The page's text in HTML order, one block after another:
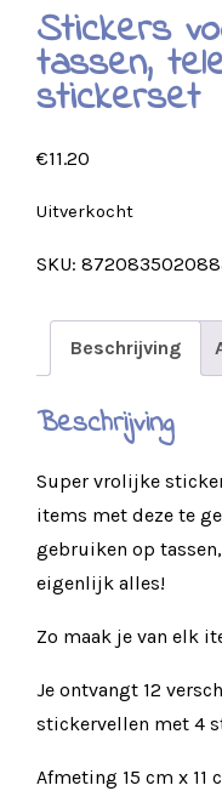
Stickers
tassen,
stickerset
€11.20
Uitverkocht
SKU:
Beschrijving
Beschrijving
Super vrolijke
items met deze te
gebruiken op
eigenlijk alles!
Zo maak je van elk
Je ontvangt 12
stickervellen met 4
Afmeting 15 cm x 11